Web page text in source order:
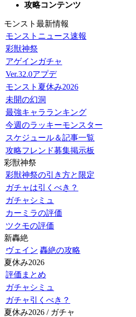
攻略コンテンツ
モンスト最新情報
モンストニュース速報
彩獣神祭
アゲインガチャ
Ver.32.0アプデ
モンスト夏休み2026
未開の幻洞
最強キャラランキング
今週のラッキーモンスター
スケジュール＆記事一覧
攻略フレンド募集掲示板
彩獣神祭
彩獣神祭の引き方と限定
ガチャは引くべき？
ガチャシミュ
カーミラの評価
ツクモの評価
新轟絶
ヴェイン 轟絶の攻略
夏休み2026
評価まとめ
ガチャシミュ
ガチャ引くべき？
夏休み2026 / ガチャ